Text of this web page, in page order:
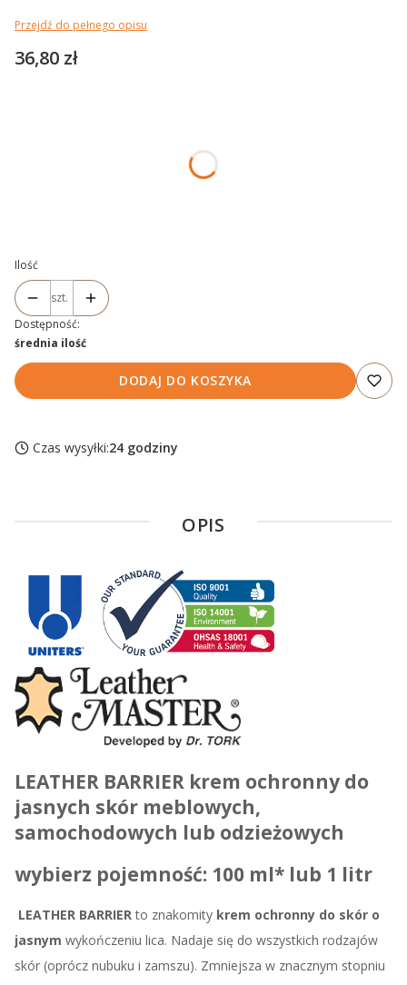
Przejdź do pełnego opisu
Cena
36,80 zł
Ilość
szt.
Dostępność:
średnia ilość
DODAJ DO KOSZYKA
Czas wysyłki:24 godziny
OPIS
LEATHER BARRIER krem ochronny do
jasnych skór meblowych,
samochodowych lub odzieżowych
wybierz pojemność: 100 ml* lub 1 litr
LEATHER BARRIERto znakomity krem ochronny do skór o
jasnym wykończeniu lica. Nadaje się do wszystkich rodzajów
skór (oprócz nubuku i zamszu). Zmniejsza w znacznym stopniu